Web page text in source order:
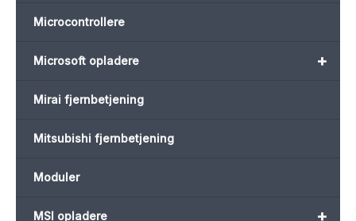
Microcontrollere
+
Microsoft opladere
Mirai fjernbetjening
Mitsubishi fjernbetjening
Moduler
+
MSI opladere